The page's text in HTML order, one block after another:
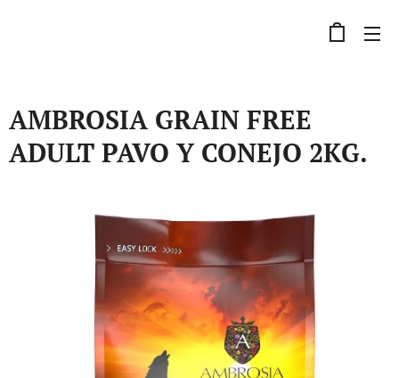
AMBROSIA GRAIN FREE
ADULT PAVO Y CONEJO 2KG.